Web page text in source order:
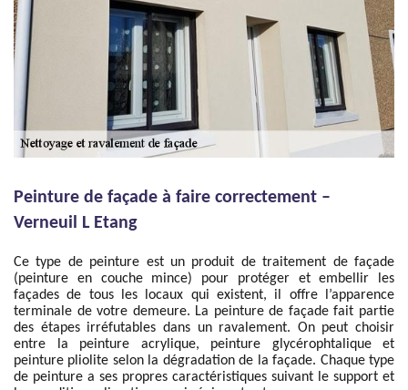
Peinture de façade à faire correctement –
Verneuil L Etang
Ce type de peinture est un produit de traitement de façade
(peinture en couche mince) pour protéger et embellir les
façades de tous les locaux qui existent, il offre l’apparence
terminale de votre demeure. La peinture de façade fait partie
des étapes irréfutables dans un ravalement. On peut choisir
entre la peinture acrylique, peinture glycérophtalique et
peinture pliolite selon la dégradation de la façade. Chaque type
de peinture a ses propres caractéristiques suivant le support et